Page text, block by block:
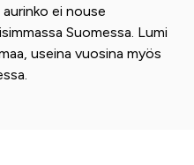
aurinko ei nouse
Suomessa. Lumi
useina vuosina myös